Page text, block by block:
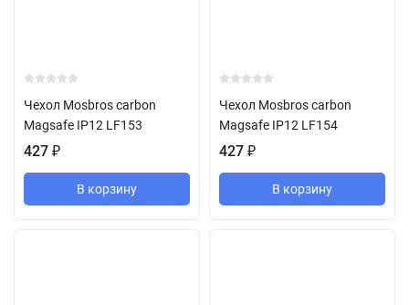
Чехол Mosbros carbon
Magsafe IP12 LF153
427 ₽
В корзину
Чехол Mosbros carbon
Magsafe IP12 LF154
427 ₽
В корзину